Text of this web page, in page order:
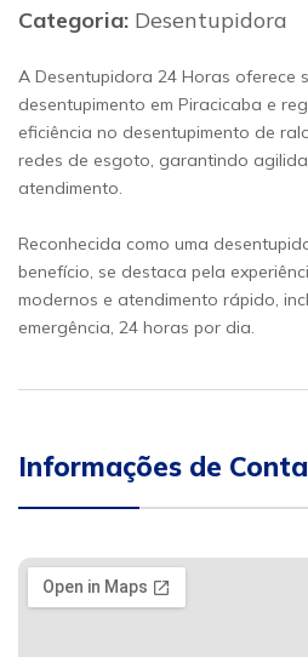
Categoria: Desentupidora
A Desentupidora 24 Horas oferece
desentupimento em Piracicaba e
eficiência no desentupimento de
redes de esgoto, garantindo
atendimento.
Reconhecida como uma
benefício, se destaca pela
modernos e atendimento rápido,
emergência, 24 horas por dia.
Informações de